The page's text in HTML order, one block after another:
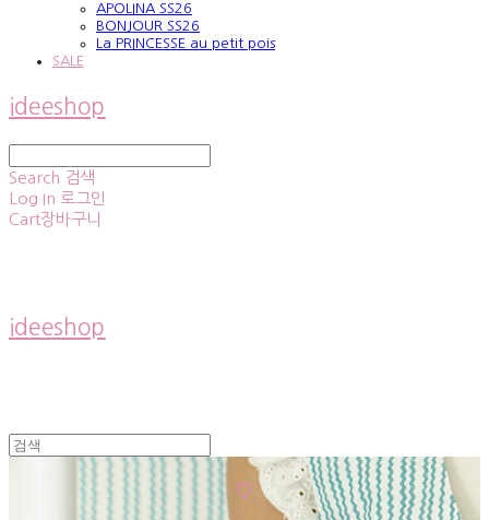
APOLINA SS26
BONJOUR SS26
La PRINCESSE au petit pois
SALE
ideeshop
Search 검색
Log In 로그인
Cart장바구니
ideeshop
♡